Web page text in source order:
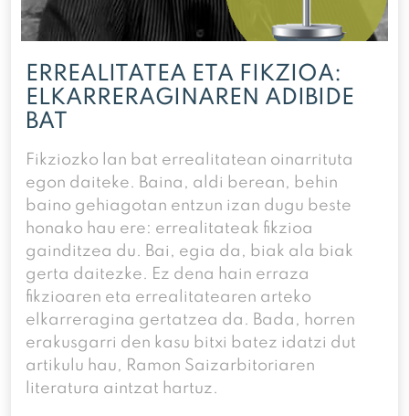
ERREALITATEA ETA FIKZIOA:
ELKARRERAGINAREN ADIBIDE
BAT
Fikziozko lan bat errealitatean oinarrituta
egon daiteke. Baina, aldi berean, behin
baino gehiagotan entzun izan dugu beste
honako hau ere: errealitateak fikzioa
gainditzea du. Bai, egia da, biak ala biak
gerta daitezke. Ez dena hain erraza
fikzioaren eta errealitatearen arteko
elkarreragina gertatzea da. Bada, horren
erakusgarri den kasu bitxi batez idatzi dut
artikulu hau, Ramon Saizarbitoriaren
literatura aintzat hartuz.